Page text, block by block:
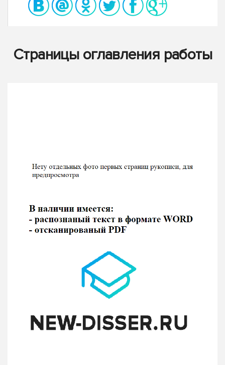
Страницы оглавления работы